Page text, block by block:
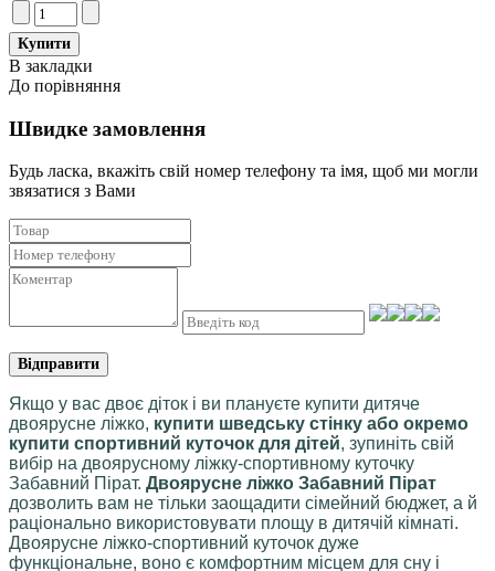
В закладки
До порівняння
Швидке замовлення
Будь ласка, вкажіть свій номер телефону та iмя, щоб ми могли
звязатися з Вами
Відправити
Якщо у вас двоє діток і ви плануєте купити дитяче
двоярусне ліжко, купити шведську стінку або окремо
купити спортивний куточок для дітей, зупиніть свій
вибір на двоярусному ліжку-спортивному куточку
Забавний Пірат. Двоярусне ліжко Забавний Пірат
дозволить вам не тільки заощадити сімейний бюджет, а й
раціонально використовувати площу в дитячій кімнаті.
Двоярусне ліжко-спортивний куточок дуже
функціональне, воно є комфортним місцем для сну і